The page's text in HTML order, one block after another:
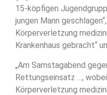
15-köpfigen
jungen Mann
Körperverletzung
Krankenhaus gebracht“
„Am Samstagabend
Rettungseinsatz …,
Körperverletzung